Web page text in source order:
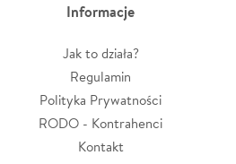
Informacje
Jak to działa?
Regulamin
Polityka Prywatności
RODO - Kontrahenci
Kontakt